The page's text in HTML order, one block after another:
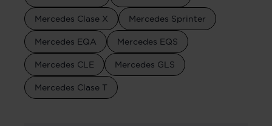
Mercedes Clase X Mercedes Sprinter
Mercedes EQA Mercedes EQS
Mercedes CLE Mercedes GLS
Mercedes Clase T